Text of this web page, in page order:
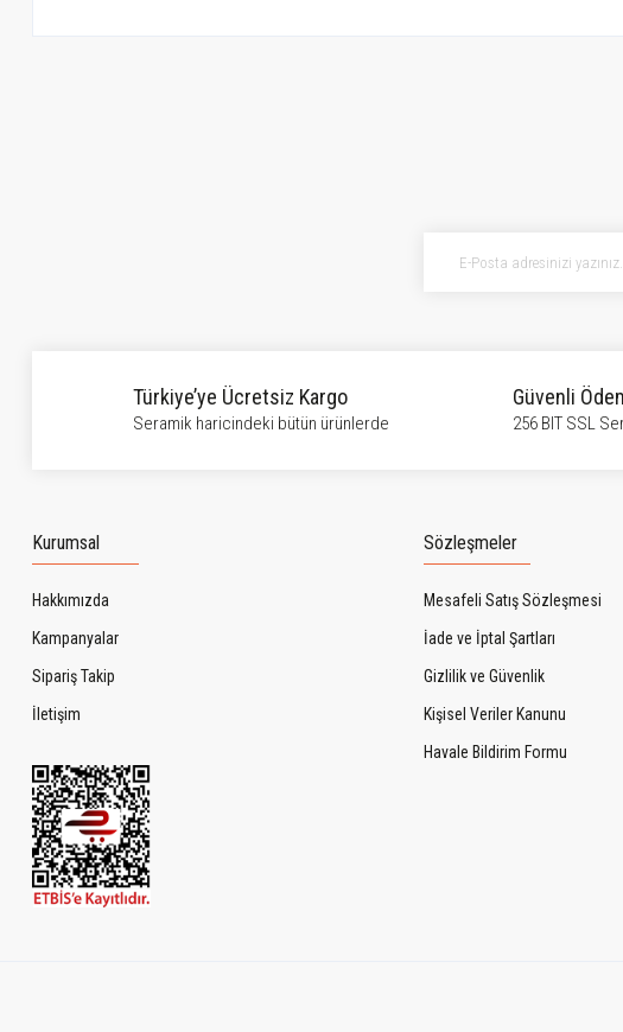
Türkiye’ye Ücretsiz Kargo
Seramik haricindeki bütün ürünlerde
Güvenli
256 BIT SSL
Kurumsal
Hakkımızda
Kampanyalar
Sipariş Takip
İletişim
Sözleşmeler
Mesafeli Satış Sözleşmesi
İade ve İptal Şartları
Gizlilik ve Güvenlik
Kişisel Veriler Kanunu
Havale Bildirim Formu